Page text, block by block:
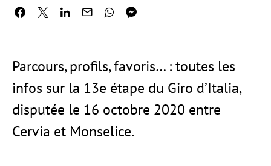
Parcours, profils, favoris… : toutes les
infos sur la 13e étape du Giro d’Italia,
disputée le 16 octobre 2020 entre
Cervia et Monselice.